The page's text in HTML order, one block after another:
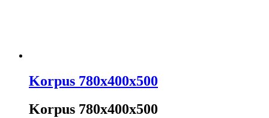
Korpus 780x400x500
Korpus 780x400x500